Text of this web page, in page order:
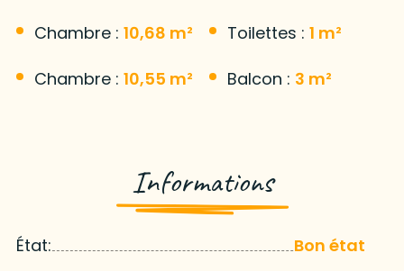
Chambre : 10,68 m²
Chambre : 10,55 m²
Toilettes : 1 m²
Balcon : 3 m²
Informations
État:
Bon état